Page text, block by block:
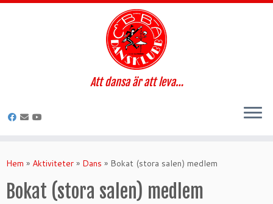
till
Att dansa är att leva…
Hem » Aktiviteter » Dans » Bokat (stora salen) medlem
Bokat (stora salen) medlem